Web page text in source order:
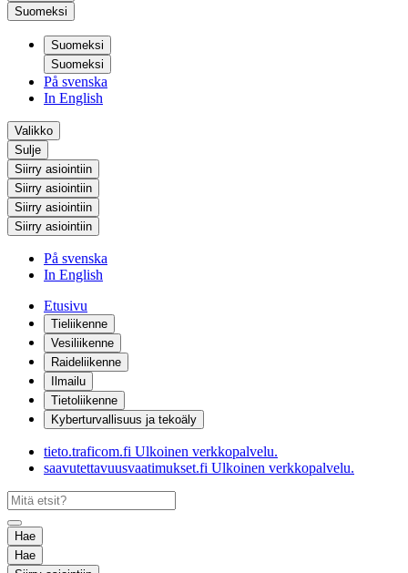
Suomeksi
Suomeksi
Suomeksi
På svenska
In English
Valikko
Sulje
Siirry asiointiin
Siirry asiointiin
Siirry asiointiin
Siirry asiointiin
På svenska
In English
Etusivu
Tieliikenne
Vesiliikenne
Raideliikenne
Ilmailu
Tietoliikenne
Kyberturvallisuus ja tekoäly
tieto.traficom.fi Ulkoinen verkkopalvelu.
saavutettavuusvaatimukset.fi Ulkoinen verkkopalvelu.
Hae
Hae